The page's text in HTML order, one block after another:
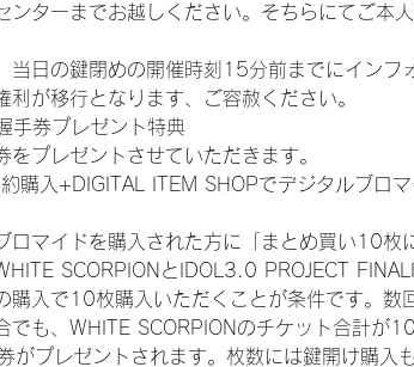
ンターまでお越しください。そちらにてご本
当日の鍵閉めの開催時刻15分前までにインフ
利が移行となります、ご容赦ください。
券プレゼント特典
をプレゼントさせていただきます。
入+DIGITAL ITEM SHOPでデジタルブロ
マイドを購入された方に「まとめ買い10枚
SCORPIONとIDOL3.0 PROJECT
購入で10枚購入いただくことが条件です。数
でも、WHITE SCORPIONのチケット合計が
がプレゼントされます。枚数には鍵開け購入